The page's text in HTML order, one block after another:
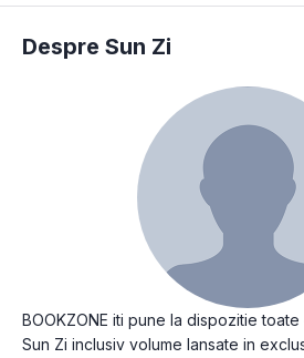
Despre Sun Zi
BOOKZONE iti pune la dispozitie
Sun Zi inclusiv volume lansate in